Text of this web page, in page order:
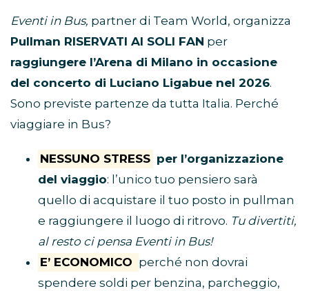
Eventi in Bus, partner di Team World, organizza
Pullman RISERVATI AI SOLI FAN per
raggiungere l’Arena di Milano in occasione
del concerto di Luciano Ligabue nel 2026.
Sono previste partenze da tutta Italia. Perché
viaggiare in Bus?
NESSUNO STRESS per l’organizzazione
del viaggio: l’unico tuo pensiero sarà
quello di acquistare il tuo posto in pullman
e raggiungere il luogo di ritrovo. Tu divertiti,
al resto ci pensa Eventi in Bus!
E’ ECONOMICO perché non dovrai
spendere soldi per benzina, parcheggio,